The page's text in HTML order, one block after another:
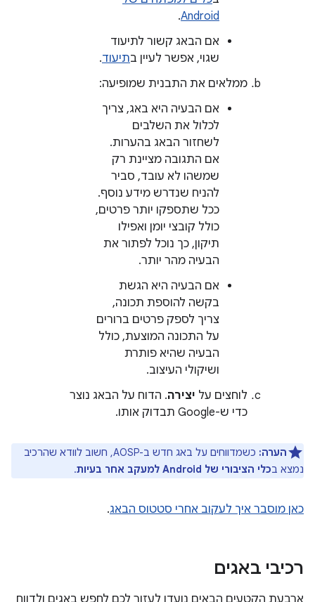
Android
.
אם הבאג קשור לתיעוד
שגוי, אפשר לעיין בתיעוד.
ממלאים את התבנית שמופיעה:
אם הבעיה היא באג, צריך
לכלול את השלבים
לשחזור הבאג בהערות.
אם התגובה מציינת רק
שמשהו לא עובד, סביר
להניח שנדרש מידע נוסף.
ככל שתספקו יותר פרטים,
כולל קובצי יומן ואפילו
תיקון, כך נוכל לפתור את
הבעיה מהר יותר.
אם הבעיה היא הגשת
בקשה להוספת תכונה,
צריך לספק פרטים ברורים
על התכונה המוצעת, כולל
הבעיה שהיא פותרת
ושיקולי העיצוב.
לוחצים על יצירה. הדוח על הבאג נוצר
כדי ש-Google תבדוק אותו.
הערה:
כשמדווחים על באג חדש ב-AOSP, חשוב לוודא שהרכיב
נמצא בכלי הציבורי של Android למעקב אחר בעיות .
כאן מוסבר איך לעקוב אחרי סטטוס הבאג.
רכיבי באגים
ארבעת הקטעים הבאים נועדו לעזור לכם לחפש באגים ולדווח